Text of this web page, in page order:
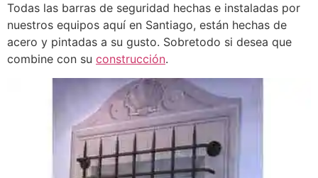
Todas las barras de seguridad hechas e instaladas por
nuestros equipos aquí en Santiago, están hechas de
acero y pintadas a su gusto. Sobretodo si desea que
combine con su construcción.